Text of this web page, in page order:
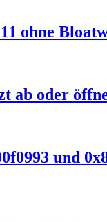
ohne
ab oder
und